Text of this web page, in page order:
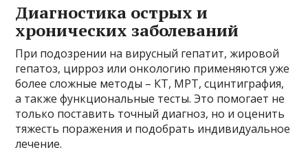
Диагностика острых и
хронических заболеваний
При подозрении на вирусный гепатит, жировой
гепатоз, цирроз или онкологию применяются уже
более сложные методы – КТ, МРТ, сцинтиграфия,
а также функциональные тесты. Это помогает не
только поставить точный диагноз, но и оценить
тяжесть поражения и подобрать индивидуальное
лечение.